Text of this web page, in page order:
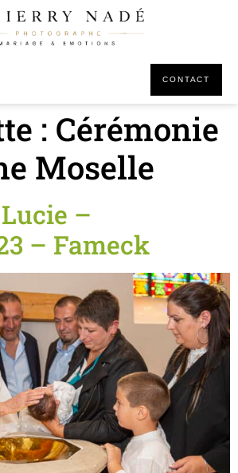
CONTACT
: Cérémonie
Moselle
–
– Fameck